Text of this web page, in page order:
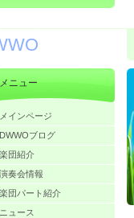
メニュー
メインページ
DWWOブログ
楽団紹介
演奏会情報
楽団パート紹介
ニュース